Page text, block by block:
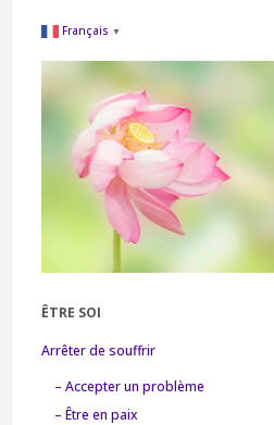
Français ▼
ÊTRE SOI
Arrêter de souffrir
– Accepter un problème
– Être en paix